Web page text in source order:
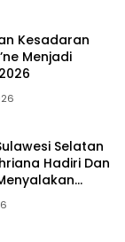
Kesadaran
Menjadi
Selatan
Hadiri Dan
Malam
2026